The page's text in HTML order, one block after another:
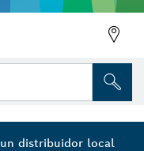
distribuidor local